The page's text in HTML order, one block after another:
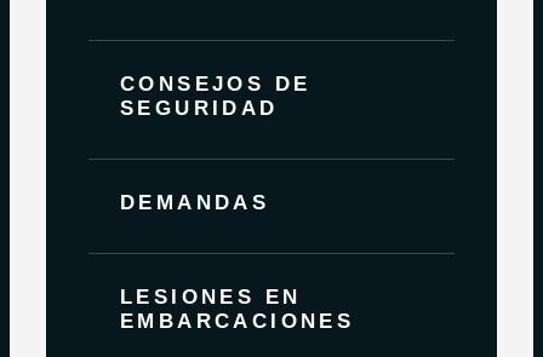
CONSEJOS DE
SEGURIDAD
DEMANDAS
LESIONES EN
EMBARCACIONES